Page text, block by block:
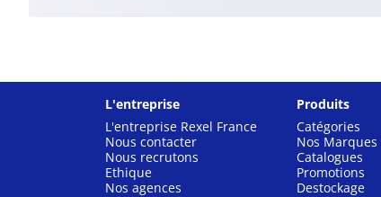
L'entreprise
L'entreprise Rexel France
Nous contacter
Nous recrutons
Ethique
Nos agences
Produits
Catégories
Nos Marques
Catalogues
Promotions
Destockage